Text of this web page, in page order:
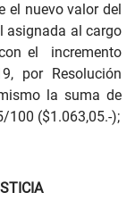
el nuevo valor del
asignada al cargo
el incremento
por Resolución
la suma de
100 ($1.063,05.-);